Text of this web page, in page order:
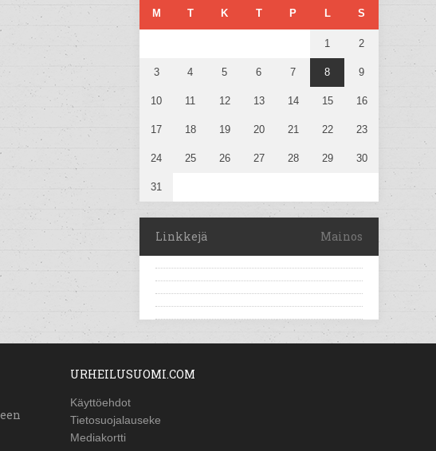
M T K T P L S
1 2
3 4 5 6 7 8 9
10 11 12 13 14 15 16
17 18 19 20 21 22 23
24 25 26 27 28 29 30
31
Linkkejä Mainos
URHEILUSUOMI.COM
Käyttöehdot
Tietosuojalauseke
Mediakortti